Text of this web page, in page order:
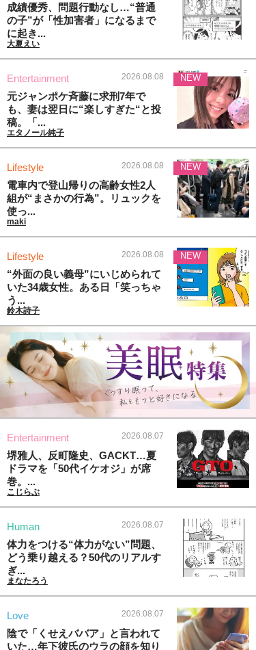
成績優秀、問題行動なし…“普通
の子”が「性加害者」になるまで
に起き...
大夏えい
Entertainment 2026.08.08
元ジャンポケ斉藤に求刑7年で
も、妻は翌日に“楽しすぎた“と投
稿。「...
エタノール純子
NEW
Lifestyle 2026.08.08
電車内で登山帰りの高齢女性2人
組が“まさかの行為”。リュックを
使っ...
maki
NEW
Lifestyle 2026.08.08
“外面の良い義母”にいじめられて
いた34歳女性。ある日「笑っちゃ
う...
鈴木詩子
NEW
Entertainment 2026.08.07
堺雅人、反町隆史、GACKT…夏
ドラマを「50代イケオジ」が席
巻。...
こじらぶ
Human 2026.08.07
体力をつける“体力がない”問題、
どう乗り越える？50代のリアルす
ぎ...
まなたろう
Love 2026.08.07
陰で「くせえババア」と言われて
いた…年下彼氏のウラの顔を知り